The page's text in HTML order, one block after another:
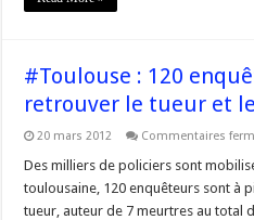
#Toulouse : 120
retrouver le tueur et
20 mars 2012 Commentaires
Des milliers de policiers sont
toulousaine, 120 enquêteurs sont à
tueur, auteur de 7 meurtres au total